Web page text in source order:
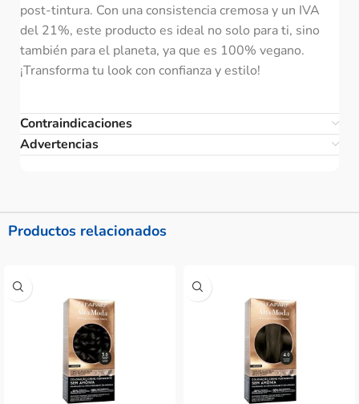
post-tintura. Con una consistencia cremosa y un IVA
del 21%, este producto es ideal no solo para ti, sino
también para el planeta, ya que es 100% vegano.
¡Transforma tu look con confianza y estilo!
Contraindicaciones
Advertencias
Productos relacionados